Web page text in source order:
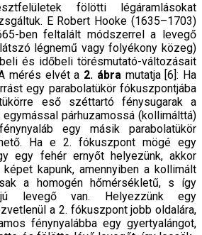
fölötti légáramlásokat
E Robert Hooke (1635–1703)
ben feltalált módszerrel a le­vegő
légnemű vagy folyékony közeg)
és időbeli törésmutató­-változásait
mérés elvét a 2. ábra mutatja [6]: Ha
egy parabola­tükör fókuszpontjába
eső széttartó fénysugarak a
párhuzamossá (kollimálttá)
egy másik parabolatükör
Ha e 2. fókuszpont mögé egy
egy fehér ernyőt helyezünk, akkor
kapunk, amennyiben a kollimált
a homogén hőmérsékletű, s így
levegő van. Helyezzünk egy
a 2. fókuszpont jobb oldalára,
fénynyalábba egy gyertyalángot,